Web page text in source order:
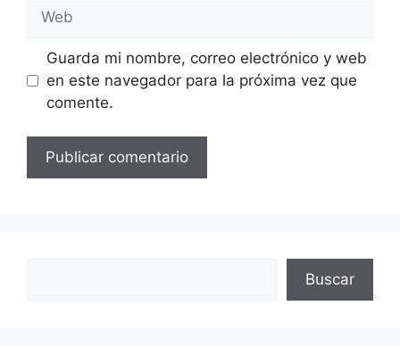
Guarda mi nombre, correo electrónico y web
en este navegador para la próxima vez que
comente.
Buscar